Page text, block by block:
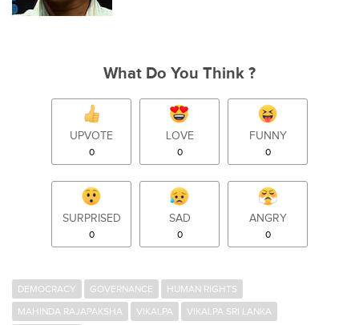
What Do You Think ?
UPVOTE
0
LOVE
0
FUNNY
0
SURPRISED
0
SAD
0
ANGRY
0
DEMOCRACY GOVERNANCE
HUMAN RIGHTS
MAHINDA RAJAPAKSHA
VIKALPA
VIKALPA SRI LANKA